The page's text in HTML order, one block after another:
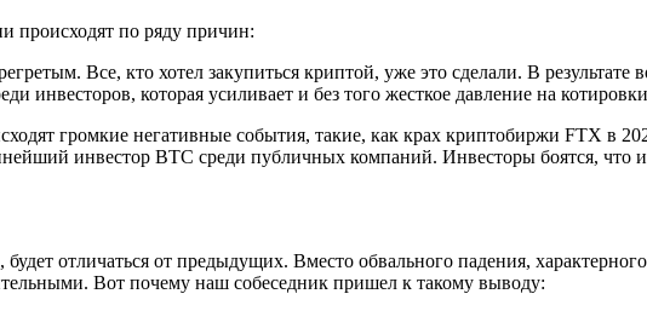
происходят по ряду причин:
Все, кто хотел закупиться криптой, уже это сделали. В
инвесторов, которая усиливает и без того жесткое давление на
громкие негативные события, такие, как крах криптобиржи FTX в
инвестор BTC среди публичных компаний. Инвесторы боятся, что
отличаться от предыдущих. Вместо обвального падения,
Вот почему наш собеседник пришел к такому выводу: